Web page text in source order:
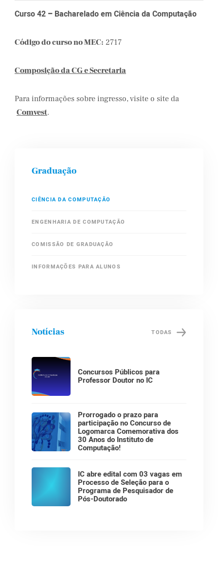
Curso 42 – Bacharelado em Ciência da Computação
Código do curso no MEC: 2717
Composição da CG e Secretaria
Para informações sobre ingresso, visite o site da
Comvest.
Graduação
CIÊNCIA DA COMPUTAÇÃO
ENGENHARIA DE COMPUTAÇÃO
COMISSÃO DE GRADUAÇÃO
INFORMAÇÕES PARA ALUNOS
Notícias TODAS
Concursos Públicos para
Professor Doutor no IC
Prorrogado o prazo para
participação no Concurso de
Logomarca Comemorativa dos
30 Anos do Instituto de
Computação!
IC abre edital com 03 vagas em
Processo de Seleção para o
Programa de Pesquisador de
Pós-Doutorado